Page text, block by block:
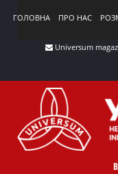
ГОЛОВНА ПРО НАС
Universum